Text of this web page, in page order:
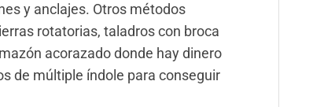
y anclajes. Otros métodos
rotatorias, taladros con broca
acorazado donde hay dinero
de múltiple índole para conseguir